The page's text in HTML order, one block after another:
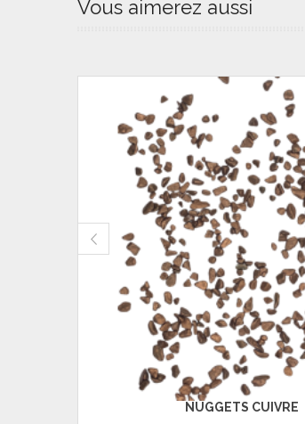
Vous aimerez aussi
NUGGETS CUIVRE